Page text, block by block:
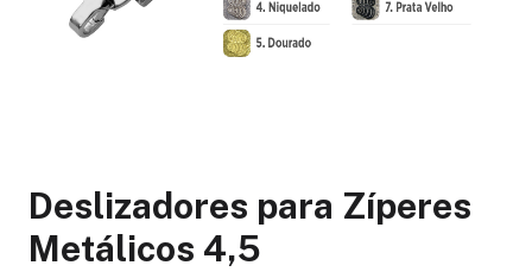
Deslizadores para Zíperes
Metálicos 4,5